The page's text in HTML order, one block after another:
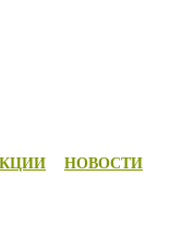
НОВОСТИ